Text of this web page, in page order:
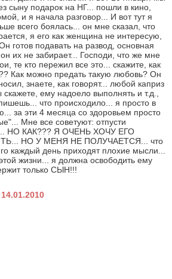
сыну подарок на НГ... пошли в кино,
и я начала разговор... И вот тут я
всего боялась... он мне сказал, что
я его как женщина не интересую,
готов подавать на развод, основная
их не забирает... Господи, что же мне
те кто пережил все это... скажите, как
Как можно предать такую любовь? Он
знаете, как говорят... любой каприз
ему надоело выполнять и т.д.,
что происходило... я просто в
за эти 4 месяца со здоровьем просто
Мне все советуют: отпусти
НО КАК??? Я ОЧЕНЬ ХОЧУ ЕГО
НО У МЕНЯ НЕ ПОЛУЧАЕТСЯ... что
каждый день приходят плохие мысли...
жизни... я должна освободить ему
только СЫН!!!